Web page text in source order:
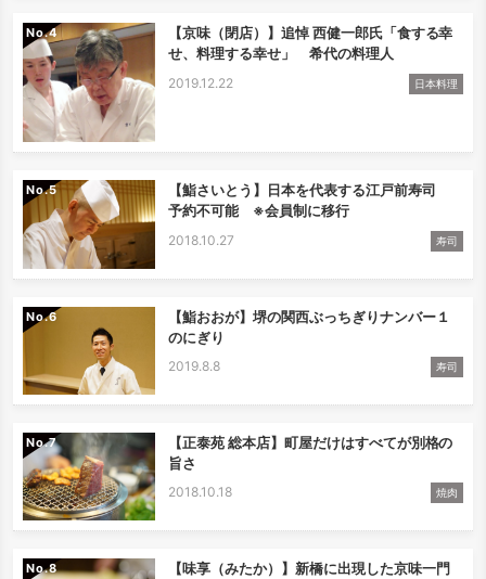
No.
【京味（閉店）】追悼 西健一郎氏「食する幸
せ、料理する幸せ」 希代の料理人
2019.12.22 日本料理
No.
【鮨さいとう】日本を代表する江戸前寿司
予約不可能 ※会員制に移行
2018.10.27 寿司
No.
【鮨おおが】堺の関西ぶっちぎりナンバー１
のにぎり
2019.8.8 寿司
No.
【正泰苑 総本店】町屋だけはすべてが別格の
旨さ
2018.10.18 焼肉
No. 【味享（みたか）】新橋に出現した京味一門